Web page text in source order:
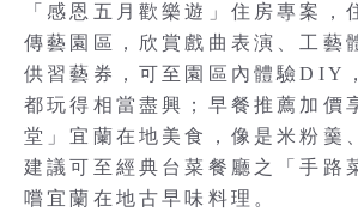
「感恩五月歡樂遊」住房專案，
傳藝園區，欣賞戲曲表演、工藝
供習藝券，可至園區內體驗DIY
都玩得相當盡興；早餐推薦加價
堂」宜蘭在地美食，像是米粉羹
建議可至經典台菜餐廳之「手路
嚐宜蘭在地古早味料理。